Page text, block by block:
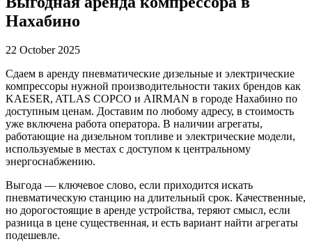
Нахабино
22 October 2025
Сдаем в аренду пневматические дизельные и электрические
компрессоры нужной производительности таких брендов как
KAESER, ATLAS COPCO и AIRMAN в городе Нахабино по
доступным ценам. Доставим по любому адресу, в стоимость
уже включена работа оператора. В наличии агрегаты,
работающие на дизельном топливе и электрические модели,
используемые в местах с доступом к центральному
энергоснабжению.
Выгода — ключевое слово, если приходится искать
пневматическую станцию на длительный срок. Качественные,
но дорогостоящие в аренде устройства, теряют смысл, если
разница в цене существенная, и есть вариант найти агрегаты
подешевле.